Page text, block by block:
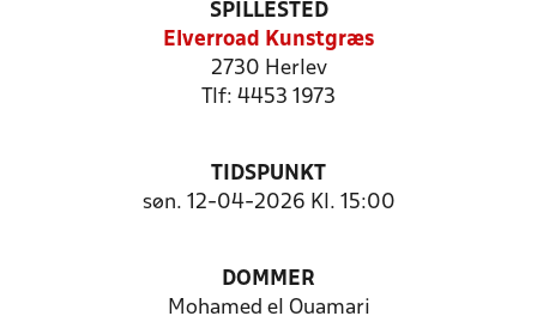
SPILLESTED
Elverroad Kunstgræs
2730 Herlev
Tlf: 4453 1973
TIDSPUNKT
søn. 12-04-2026 Kl. 15:00
DOMMER
Mohamed el Ouamari